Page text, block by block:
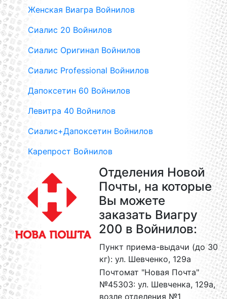
Женская Виагра Войнилов
Сиалис 20 Войнилов
Сиалис Оригинал Войнилов
Сиалис Professional Войнилов
Дапоксетин 60 Войнилов
Левитра 40 Войнилов
Сиалис+Дапоксетин Войнилов
Карепрост Войнилов
Отделения Новой
Почты, на которые
Вы можете
заказать Виагру
200 в Войнилов:
Пункт приема-выдачи (до 30
кг): ул. Шевченко, 129а
Почтомат "Новая Почта"
№45303: ул. Шевченка, 129а,
возле отделения №1